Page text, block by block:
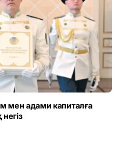
мен адами капиталға